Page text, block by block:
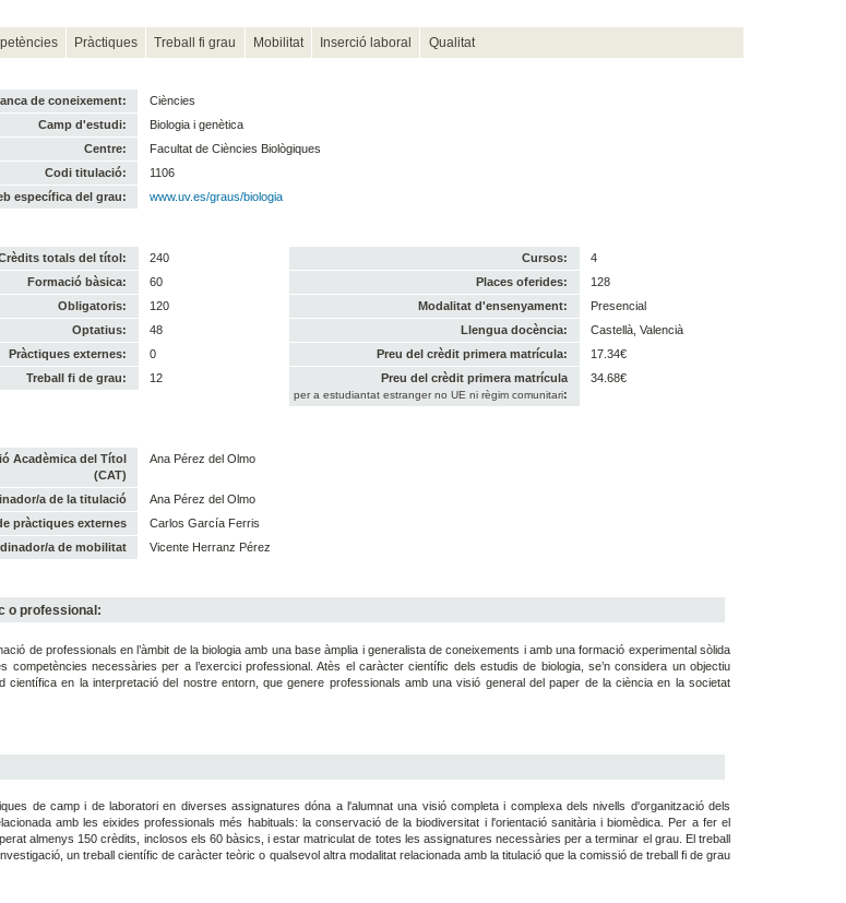
Pràctiques Treball fi grau Mobilitat Inserció laboral Qualitat
de coneixement:
Ciències
Camp d'estudi:
Biologia i genètica
Centre:
Facultat de Ciències Biològiques
Codi titulació:
1106
específica del grau:
www.uv.es/graus/biologia
totals del títol:
240
Formació bàsica:
60
Obligatoris:
120
Optatius:
48
Pràctiques externes:
0
Treball fi de grau:
12
Cursos:
4
Places oferides:
128
Modalitat d'ensenyament:
Presencial
Llengua docència:
Castellà, Valencià
Preu del crèdit primera matrícula:
17.34€
Preu del crèdit primera matrícula
per a estudiantat estranger no UE ni règim comunitari:
34.68€
Acadèmica del Títol
(CAT)
Ana Pérez del Olmo
a de la titulació
Ana Pérez del Olmo
pràctiques externes
Carlos García Ferris
a de mobilitat
Vicente Herranz Pérez
o professional:
de professionals en l’àmbit de la biologia amb una base àmplia i generalista de coneixements i amb una formació experimental sòlida
competències necessàries per a l’exercici professional. Atès el caràcter científic dels estudis de biologia, se’n considera un objectiu
científica en la interpretació del nostre entorn, que genere professionals amb una visió general del paper de la ciència en la societat
de camp i de laboratori en diverses assignatures dóna a l'alumnat una visió completa i complexa dels nivells d'organització dels
amb les eixides professionals més habituals: la conservació de la biodiversitat i l'orientació sanitària i biomèdica. Per a fer el
almenys 150 crèdits, inclosos els 60 bàsics, i estar matriculat de totes les assignatures necessàries per a terminar el grau. El treball
un treball científic de caràcter teòric o qualsevol altra modalitat relacionada amb la titulació que la comissió de treball fi de grau